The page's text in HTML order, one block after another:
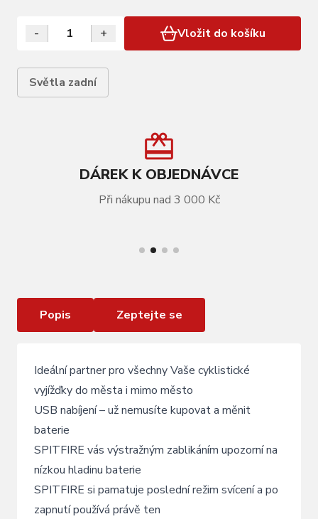
Světelný výkon: 170 lm…
- + Vložit do košíku
Světla zadní
DÁREK K OBJEDNÁVCE
Při nákupu nad 3 000 Kč
Popis Zeptejte se
Ideální partner pro všechny Vaše cyklistické
vyjížďky do města i mimo město
USB nabíjení – už nemusíte kupovat a měnit
baterie
SPITFIRE vás výstražným zablikáním upozorní na
nízkou hladinu baterie
SPITFIRE si pamatuje poslední režim svícení a po
zapnutí používá právě ten